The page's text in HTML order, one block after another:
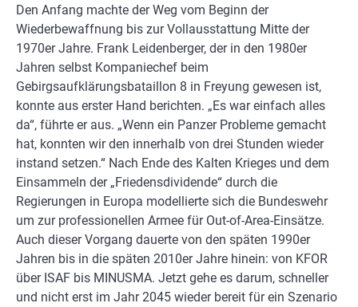
Den Anfang machte der Weg vom Beginn der
Wiederbewaffnung bis zur Vollausstattung Mitte der
1970er Jahre. Frank Leidenberger, der in den 1980er
Jahren selbst Kompaniechef beim
Gebirgsaufklärungsbataillon 8 in Freyung gewesen ist,
konnte aus erster Hand berichten. „Es war einfach alles
da“, führte er aus. „Wenn ein Panzer Probleme gemacht
hat, konnten wir den innerhalb von drei Stunden wieder
instand setzen.“ Nach Ende des Kalten Krieges und dem
Einsammeln der „Friedensdividende“ durch die
Regierungen in Europa modellierte sich die Bundeswehr
um zur professionellen Armee für Out-of-Area-Einsätze.
Auch dieser Vorgang dauerte von den späten 1990er
Jahren bis in die späten 2010er Jahre hinein: von KFOR
über ISAF bis MINUSMA. Jetzt gehe es darum, schneller
und nicht erst im Jahr 2045 wieder bereit für ein Szenario